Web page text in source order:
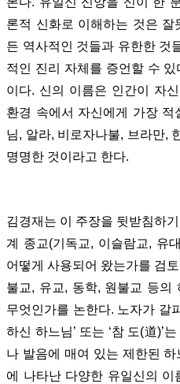
론적 신화로 이해하는 것은 잘
든 역사적인 것들과 유한한 것
적인 진리 자체를 증언할 수
이다. 신의 이름은 인간이 자
환경 속에서 자신에게 가장
님, 알라, 비로자나불, 브라만,
명명한 것이라고 한다.
김경재는 이 주장을 뒷받침하
계 종교(기독교, 이슬람교, 유
어떻게 사용되어 왔는가를 검
불교, 유교, 동학, 원불교 등의
무엇인가를 논한다. 노자가 갈
하신 하느님’ 또는 ‘참 도(道)’
나 발음에 매여 있는 제한된
에 나타난 다양한 유일신의 이